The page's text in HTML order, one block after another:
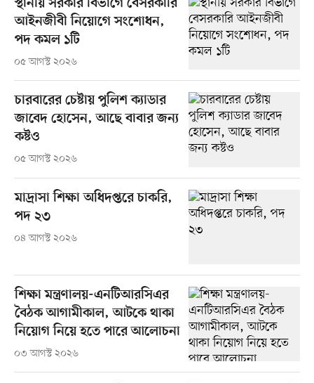
স্থানীয় সরকার বিভাগে বেসরকারি
আইনজীবী নিয়োগে সংশোধন,
পদ কমল ১টি
০৫ আগস্ট ২০২৬
চারবারের চেষ্টায় পুলিশ ক্যাডার
জাবেদ হোসেন, আছে বাবার জন্য
কষ্টও
০৫ আগস্ট ২০২৬
মাদ্রাসা শিক্ষা অধিদপ্তরে চাকরি,
পদ ২৩
০৪ আগস্ট ২০২৬
শিক্ষা মন্ত্রণালয়-এনটিআরসিএর
বৈঠক আগামীকাল, আটকে থাকা
নিয়োগ নিয়ে হতে পারে আলোচনা
০৩ আগস্ট ২০২৬